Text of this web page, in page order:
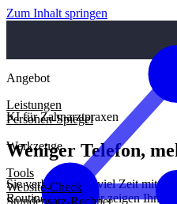
Zum Inhalt springen
Angebot
Leistungen
Personen-Spiegel
Werkzeuge
Tools
Website-Check
Stundensatz-Rechner
KI für Zahnarztpraxen
Weniger Telefon,
Sie verbringen zu viel Zeit mit
Routinefragen? Wir zeigen